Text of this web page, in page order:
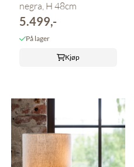
negra, H 48cm
5.499,-
På lager
Kjøp